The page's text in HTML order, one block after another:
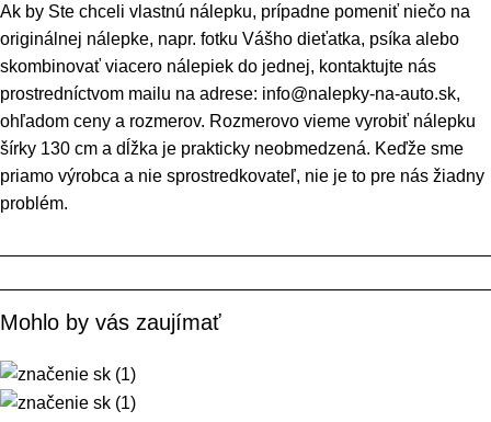
Ak by Ste chceli vlastnú nálepku, prípadne pomeniť niečo na
originálnej nálepke, napr. fotku Vášho dieťatka, psíka alebo
skombinovať viacero nálepiek do jednej, kontaktujte nás
prostredníctvom mailu na adrese: info@nalepky-na-auto.sk,
ohľadom ceny a rozmerov. Rozmerovo vieme vyrobiť nálepku
šírky 130 cm a dĺžka je prakticky neobmedzená. Keďže sme
priamo výrobca a nie sprostredkovateľ, nie je to pre nás žiadny
problém.
Mohlo by vás zaujímať